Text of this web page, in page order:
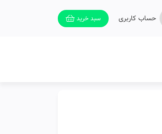
حساب کاربری سبد خرید